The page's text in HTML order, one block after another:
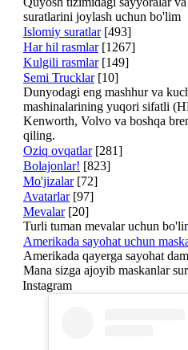
suratlarini joylash uchun bo'lim
Islomiy suratlar [493]
Har hil rasmlar [1267]
Kulgili rasmlar [149]
Semi Trucklar [10]
Dunyodagi eng mashhur va
mashinalarining yuqori sifatli
Kenworth, Volvo va boshqa
qiling.
Oziq ovqatlar [281]
Bolajonlar! [823]
Mo'jizalar [72]
Avatarlar [97]
Mevalar [20]
Turli tuman mevalar uchun
Amerikada sayohat uchun
Amerikada qayerga sayohat
Mana sizga ajoyib maskanlar
Instagram